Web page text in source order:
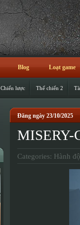
Blog Loạt game
Chiến lược Thế chiến 2
Đăng ngày 23/10/2025
MISERY-
Categories: Hành